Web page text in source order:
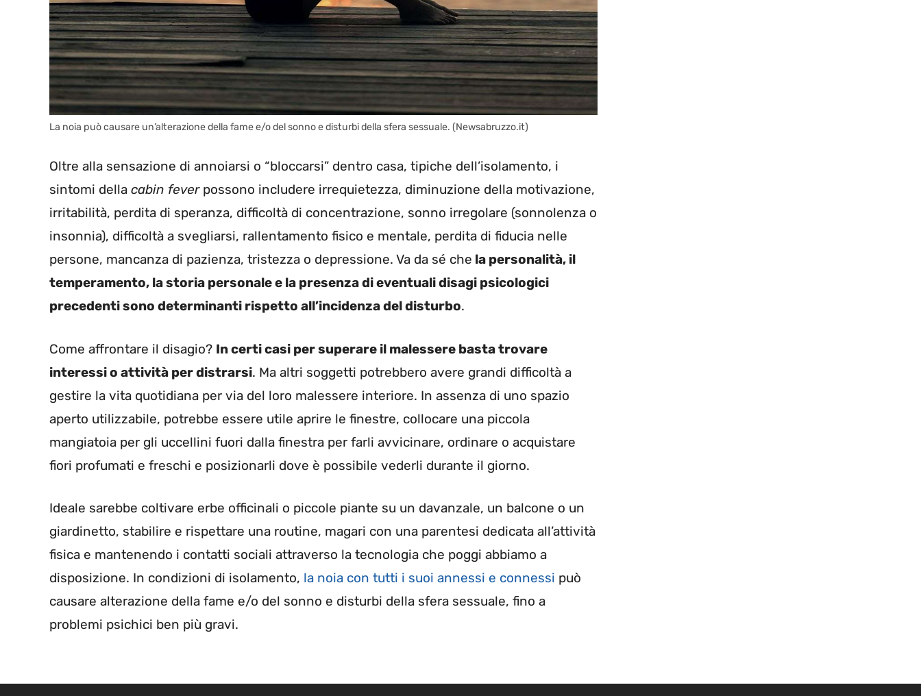
La noia può causare un’alterazione della fame e/o del sonno e disturbi della sfera sessuale. (Newsabruzzo.it)
Oltre alla sensazione di annoiarsi o “bloccarsi” dentro casa, tipiche dell’isolamento, i
sintomi della cabin feverpossono includere irrequietezza, diminuzione della motivazione,
irritabilità, perdita di speranza, difficoltà di concentrazione, sonno irregolare (sonnolenza o
insonnia), difficoltà a svegliarsi, rallentamento fisico e mentale, perdita di fiducia nelle
persone, mancanza di pazienza, tristezza o depressione. Va da sé che la personalità, il
temperamento, la storia personale e la presenza di eventuali disagi psicologici
precedenti sono determinanti rispetto all’incidenza del disturbo.
Come affrontare il disagio? In certi casi per superare il malessere basta trovare
interessi o attività per distrarsi. Ma altri soggetti potrebbero avere grandi difficoltà a
gestire la vita quotidiana per via del loro malessere interiore. In assenza di uno spazio
aperto utilizzabile, potrebbe essere utile aprire le finestre, collocare una piccola
mangiatoia per gli uccellini fuori dalla finestra per farli avvicinare, ordinare o acquistare
fiori profumati e freschi e posizionarli dove è possibile vederli durante il giorno.
Ideale sarebbe coltivare erbe officinali o piccole piante su un davanzale, un balcone o un
giardinetto, stabilire e rispettare una routine, magari con una parentesi dedicata all’attività
fisica e mantenendo i contatti sociali attraverso la tecnologia che poggi abbiamo a
disposizione. In condizioni di isolamento, la noia con tutti i suoi annessi e connessi può
causare alterazione della fame e/o del sonno e disturbi della sfera sessuale, fino a
problemi psichici ben più gravi.